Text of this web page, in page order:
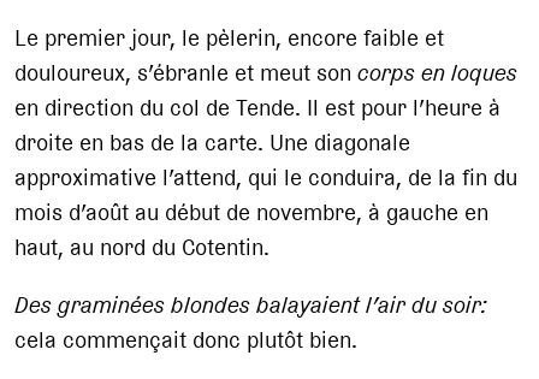
Le premier jour, le pèlerin, encore faible et
douloureux, s’ébranle et meut soncorps en loques
en direction du col de Tende. Il est pour l’heure à
droite en bas de la carte. Une diagonale
approximative l’attend, qui le conduira, de la fin du
mois d’août au début de novembre, à gauche en
haut, au nord du Cotentin.
Des graminées blondes balayaient l’air du soir:
cela commençait donc plutôt bien.